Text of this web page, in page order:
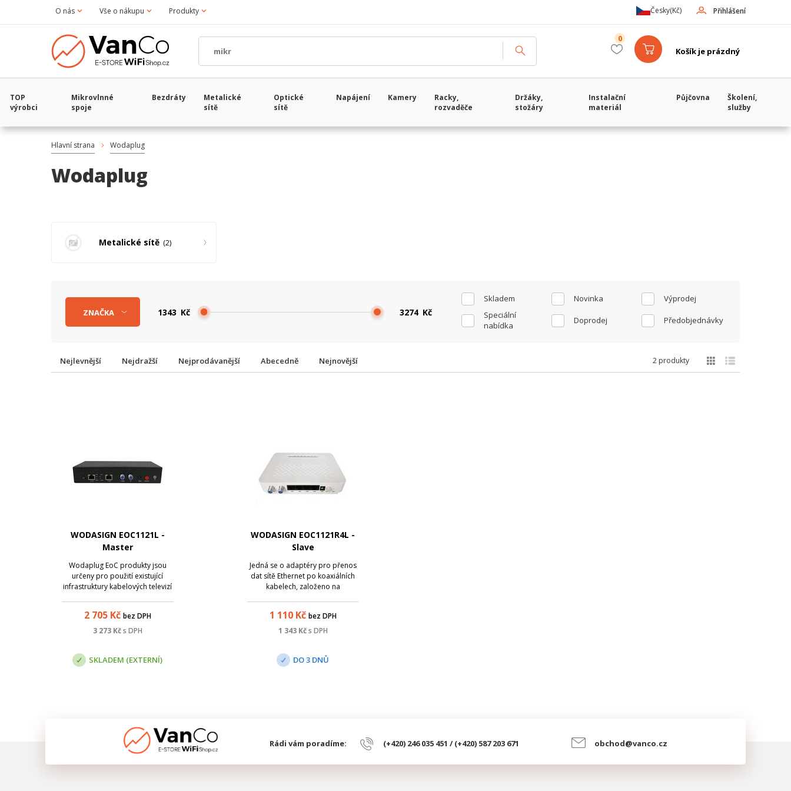
O nás Vše o nákupu Produkty Přihlášení
Česky(Kč)
Košík je prázdný
0
TOP
výrobci
Mikrovlnné
spoje
Bezdráty
Metalické
sítě
Optické
sítě
Napájení Kamery
Racky,
rozvaděče
Držáky,
stožáry
Instalační
materiál
Půjčovna
Školení,
služby
Hlavní strana Wodaplug
Wodaplug
Metalické sítě 2
Skladem Novinka
Výprodej
Speciální
nabídka
Doprodej Předobjednávky
Kč Kč
ZNAČKA
Nejlevnější Nejdražší Nejprodávanější Abecedně Nejnovější 2 produkty
WODASIGN EOC1121L -
Master
Wodaplug EoC produkty jsou
určeny pro použití existující
infrastruktury kabelových televizí
přenosu dat - broadband. K
přenosu datového signálu a
2 705Kč bez DPH
3 273Kčs DPH
SKLADEM (EXTERNÍ)
WODASIGN EOC1121R4L -
Slave
Jedná se o adaptéry pro přenos
dat sítě Ethernet po koaxiálních
kabelech, založeno na
velkou rychlost (fyzická rychlost
až 600Mb/s, rychlost na MAC
1 110Kč bez DPH
1 343Kč s DPH
DO 3 DNŮ
Rádi vám poradíme: (+420) 246 035 451 / (+420) 587 203 671 obchod@vanco.cz